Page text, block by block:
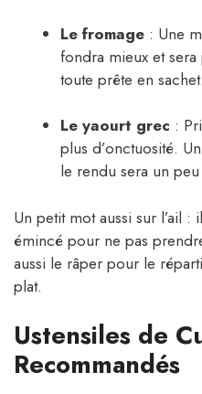
Le fromage : Une
fondra mieux et
toute prête en sachet.
Le yaourt grec :
plus d’onctuosité.
le rendu sera un
Un petit mot aussi sur l’ail
émincé pour ne pas
aussi le râper pour le
plat.
Ustensiles de
Recommandés